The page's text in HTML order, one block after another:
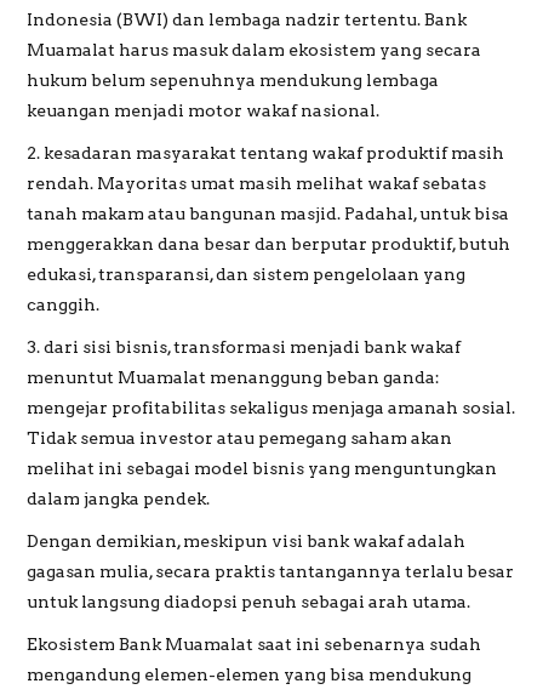
Indonesia (BWI) dan lembaga nadzir tertentu. Bank
Muamalat harus masuk dalam ekosistem yang secara
hukum belum sepenuhnya mendukung lembaga
keuangan menjadi motor wakaf nasional.
2. kesadaran masyarakat tentang wakaf produktif masih
rendah. Mayoritas umat masih melihat wakaf sebatas
tanah makam atau bangunan masjid. Padahal, untuk bisa
menggerakkan dana besar dan berputar produktif, butuh
edukasi, transparansi, dan sistem pengelolaan yang
canggih.
3. dari sisi bisnis, transformasi menjadi bank wakaf
menuntut Muamalat menanggung beban ganda:
mengejar profitabilitas sekaligus menjaga amanah sosial.
Tidak semua investor atau pemegang saham akan
melihat ini sebagai model bisnis yang menguntungkan
dalam jangka pendek.
Dengan demikian, meskipun visi bank wakaf adalah
gagasan mulia, secara praktis tantangannya terlalu besar
untuk langsung diadopsi penuh sebagai arah utama.
Ekosistem Bank Muamalat saat ini sebenarnya sudah
mengandung elemen-elemen yang bisa mendukung